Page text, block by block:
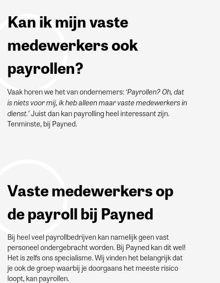
Kan ik mijn vaste
medewerkers ook
payrollen?
Vaak horen we het van ondernemers: ‘Payrollen? Oh, dat
is niets voor mij, ik heb alleen maar vaste medewerkers in
dienst.’Juist dan kan payrolling heel interessant zijn.
Tenminste, bij Payned.
Vaste medewerkers op
de payroll bij Payned
Bij heel veel payrollbedrijven kan namelijk geen vast
personeel ondergebracht worden. Bij Payned kan dit wel!
Het is zelfs ons specialisme. Wij vinden het belangrijk dat
je ook de groep waarbij je doorgaans het meeste risico
loopt, kan payrollen.